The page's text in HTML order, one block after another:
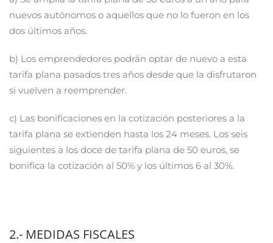
nuevos autónomos o aquellos que no lo fueron en los
dos últimos años.
b) Los emprendedores podrán optar de nuevo a esta
tarifa plana pasados tres años desde que la disfrutaron
si vuelven a reemprender.
c) Las bonificaciones en la cotización posteriores a la
tarifa plana se extienden hasta los 24 meses. Los seis
siguientes a los doce de tarifa plana de 50 euros, se
bonifica la cotización al 50% y los últimos 6 al 30%.
2.- MEDIDAS FISCALES